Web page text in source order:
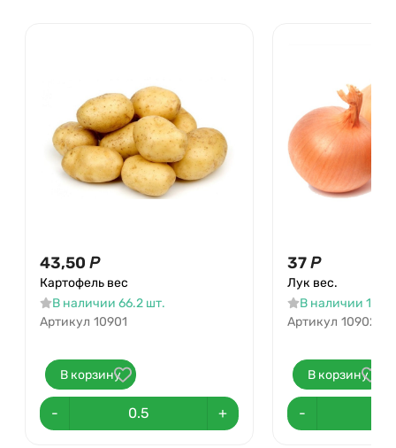
43,50 Р
Картофель вес
В наличии 66.2 шт.
Артикул 10901
В корзину
- +
37Р
Лук вес.
В наличии
Артикул 10902
В корзину
-